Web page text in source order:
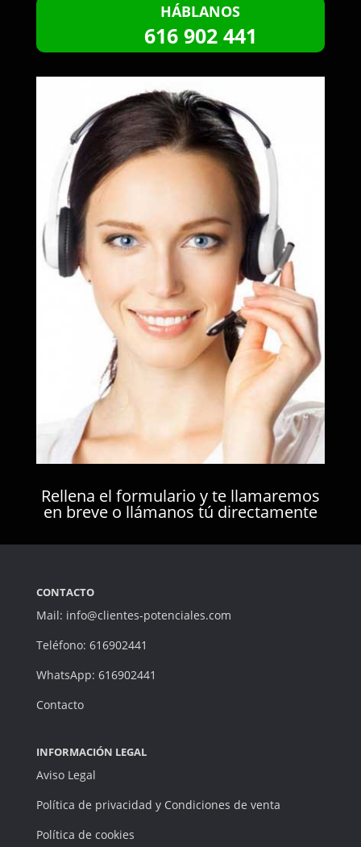
HÁBLANOS
616 902 441
Rellena el formulario y te llamaremos
en breve o llámanos tú directamente
CONTACTO
Mail: info@clientes-potenciales.com
Teléfono: 616902441
WhatsApp: 616902441
Contacto
INFORMACIÓN LEGAL
Aviso Legal
Política de privacidad y Condiciones de venta
Política de cookies